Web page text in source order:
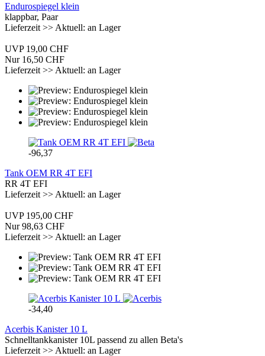
Endurospiegel klein
klappbar, Paar
Lieferzeit >> Aktuell: an Lager
UVP 19,00 CHF
Nur 16,50 CHF
Lieferzeit >> Aktuell: an Lager
-96,37
Tank OEM RR 4T EFI
RR 4T EFI
Lieferzeit >> Aktuell: an Lager
UVP 195,00 CHF
Nur 98,63 CHF
Lieferzeit >> Aktuell: an Lager
-34,40
Acerbis Kanister 10 L
Schnelltankkanister 10L passend zu allen Beta's
Lieferzeit >> Aktuell: an Lager